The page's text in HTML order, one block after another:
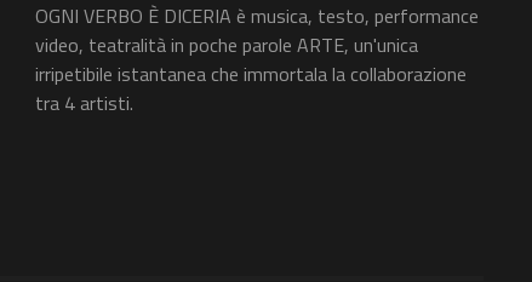
OGNI VERBO È DICERIA è musica, testo, performance
video, teatralità in poche parole ARTE, un'unica
irripetibile istantanea che immortala la collaborazione
tra 4 artisti.